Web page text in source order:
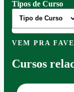
Tipos de Curso
VEM PRA
Cursos